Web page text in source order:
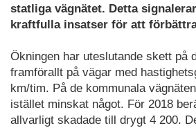
statliga vägnätet. Detta
kraftfulla insatser för att
Ökningen har uteslutande skett på
framförallt på vägar med
km/tim. På de kommunala
istället minskat något. För 2018
allvarligt skadade till drygt 4 200.